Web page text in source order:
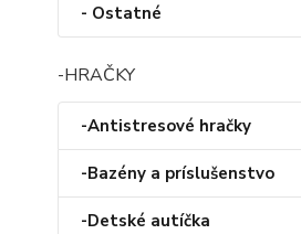
- Ostatné
-HRAČKY
-Antistresové hračky
-Bazény a príslušenstvo
-Detské autíčka